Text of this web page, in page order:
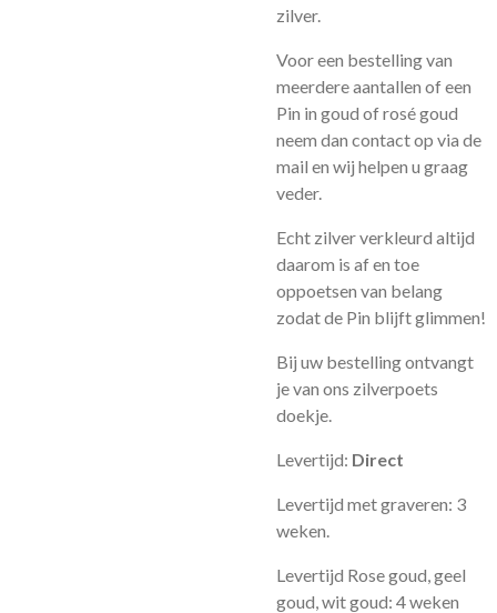
zilver.
Voor een bestelling van
meerdere aantallen of een
Pin in goud of rosé goud
neem dan contact op via de
mail en wij helpen u graag
veder.
Echt zilver verkleurd altijd
daarom is af en toe
oppoetsen van belang
zodat de Pin blijft glimmen!
Bij uw bestelling ontvangt
je van ons zilverpoets
doekje.
Levertijd: Direct
Levertijd met graveren: 3
weken.
Levertijd Rose goud, geel
goud, wit goud: 4 weken